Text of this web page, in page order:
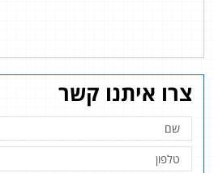
צרו איתנו קשר